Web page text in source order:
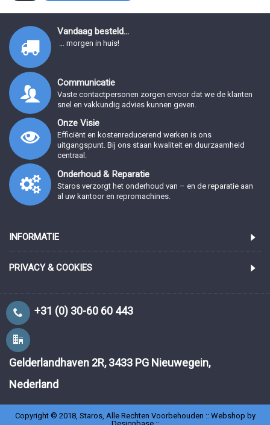
Vandaag besteld...
… morgen in huis!
Communicatie
Vaste contactpersonen zorgen ervoor dat we de klanten
snel en vakkundig advies kunnen geven.
Onze Visie
Efficiënt en kostenreducerend werken is ons
uitgangspunt. Bij ons staan kwaliteit en duurzaamheid
centraal.
Onderhoud & Reparatie
Staros verzorgt het onderhoud van – en de reparatie aan
al uw kantoor en repromachines.
INFORMATIE
PRIVACY & COOKIES
+31 (0) 30-60 60 443
Gelderlandhaven 2R, 3433 PG Nieuwegein,
Nederland
Copyright © 2018, Staros, Alle Rechten Voorbehouden :: Webshop by